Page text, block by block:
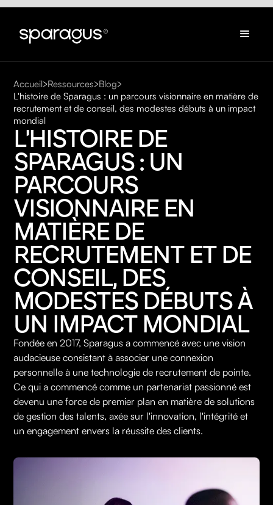
Accueil Ressources Blog
L'histoire de Sparagus : un parcours visionnaire en matière de
recrutement et de conseil, des modestes débuts à un impact
mondial
L'HISTOIRE DE
SPARAGUS : UN
PARCOURS
VISIONNAIRE EN
MATIÈRE DE
RECRUTEMENT ET DE
CONSEIL, DES
MODESTES DÉBUTS À
UN IMPACT MONDIAL
Fondée en 2017, Sparagus a commencé avec une vision
audacieuse consistant à associer une connexion
personnelle à une technologie de recrutement de pointe.
Ce qui a commencé comme un partenariat passionné est
devenu une force de premier plan en matière de solutions
de gestion des talents, axée sur l'innovation, l'intégrité et
un engagement envers la réussite des clients.